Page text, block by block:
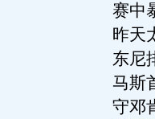
赛中
昨天
东尼
马斯
守邓